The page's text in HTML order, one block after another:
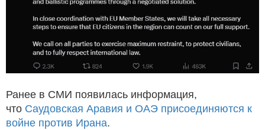
Ранее в СМИ появилась информация,
что Саудовская Аравия и ОАЭ присоединяются к
войне против Ирана.